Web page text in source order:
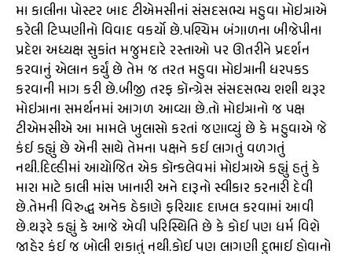
મા કાલીના પોસ્ટર બાદ ટીએમસીનાં સંસદસભ્ય મહુવા મોઇત્રાએ
કરેલી ટિપ્પણીનો વિવાદ વકર્યો છે.પશ્ચિમ બંગાળના બીજેપીના
પ્રદેશ અધ્યક્ષ સુકાંત મજુમદારે રસ્તાઓ પર ઊતરીને પ્રદર્શન
કરવાનું એલાન કર્યું છે તેમ જ તરત મહુવા મોઇત્રાની ધરપકડ
કરવાની માગ કરી છે.બીજી તરફ કૉન્ગ્રેસ સંસદસભ્ય શશી થરૂર
મોઇત્રાના સમર્થનમાં આગળ આવ્યા છે.તો મોઇત્રાનો જ પક્ષ
ટીએમસીએ આ મામલે ખુલાસો કરતાં જણાવ્યું છે કે મહુવાએ જે
કંઈ કહ્યું છે એની સાથે તેમના પક્ષને કઈ લાગતું વળગતું
નથી.દિલ્હીમાં આયોજિત એક કૉન્કલેવમાં મોઇત્રાએ કહ્યું હતું કે
મારા માટે કાલી માંસ ખાનારી અને દારૂનો સ્વીકાર કરનારી દેવી
છે.તેમની વિરુદ્ધ અનેક ઠેકાણે ફરિયાદ દાખલ કરવામાં આવી
છે.થરૂરે કહ્યું કે આજે એવી પરિસ્થિતિ છે કે કોઈ પણ ધર્મ વિશે
જાહેર કંઈ જ બોલી શકાતું નથી.કોઈ પણ લાગણી દુભાઈ હોવાનો